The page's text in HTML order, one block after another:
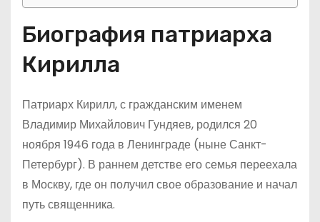
Биография патриарха
Кирилла
Патриарх Кирилл, с гражданским именем
Владимир Михайлович Гундяев, родился 20
ноября 1946 года в Ленинграде (ныне Санкт-
Петербург). В раннем детстве его семья переехала
в Москву, где он получил свое образование и начал
путь священника.